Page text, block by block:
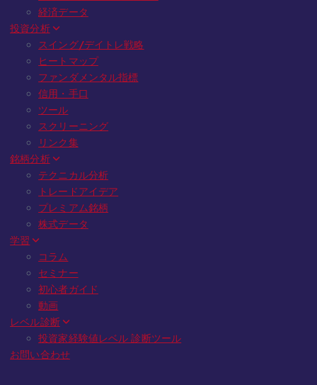
経済データ
投資分析
スイング/デイトレ戦略
ヒートマップ
ファンダメンタル指標
信用・手口
ツール
スクリーニング
リンク集
銘柄分析
テクニカル分析
トレードアイデア
プレミアム銘柄
株式データ
学習
コラム
セミナー
初心者ガイド
動画
レベル診断
投資家経験値レベル 診断ツール
お問い合わせ